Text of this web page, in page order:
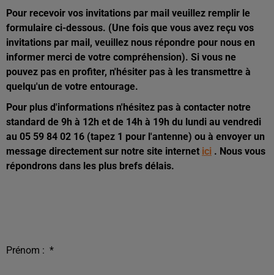
Pour recevoir vos invitations par mail veuillez remplir le
formulaire ci-dessous. (Une fois que vous avez reçu vos
invitations par mail, veuillez nous répondre pour nous en
informer merci de votre compréhension). Si vous ne
pouvez pas en profiter, n'hésiter pas à les transmettre à
quelqu'un de votre entourage.
Pour plus d'informations n'hésitez pas à contacter notre
standard de 9h à 12h et de 14h à 19h du lundi au vendredi
au 05 59 84 02 16 (tapez 1 pour l'antenne) ou à envoyer un
message directement sur notre site internet ici . Nous vous
répondrons dans les plus brefs délais.
Prénom : *